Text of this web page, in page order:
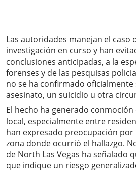
Las autoridades manejan el caso
investigación en curso y han
conclusiones anticipadas, a la
forenses y de las pesquisas
no se ha confirmado oficialmente
asesinato, un suicidio u otra
El hecho ha generado
local, especialmente entre
han expresado preocupación por
zona donde ocurrió el hallazgo.
de North Las Vegas ha señalado
que indique un riesgo